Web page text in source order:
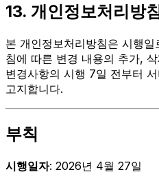
13. 개인정보처리방
본 개인정보처리방침은 시행
침에 따른 변경 내용의 추가,
변경사항의 시행 7일 전부터
고지합니다.
부칙
시행일자: 2026년 4월 27일